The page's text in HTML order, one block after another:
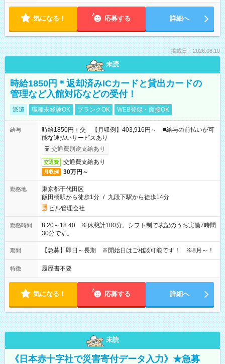
気になる！ 応募する 詳細へ
掲載日：2026.08.10
未読
時給1850円＊返却済みICカードと貸出カードの
管理など入館対応などの受付！
派遣 職種未経験OK ブランクOK WEB登録・面接OK
給与
時給1850円＋交 【月収例】403,916円～ ■給与の前払いが可
能な速払いサービスあり
交通費別途支給あり
交通費 交通費支給あり
月収例 30万円～
勤務地
東京都千代田区
飯田橋駅から徒歩1分 / 九段下駅から徒歩14分
ビル管理会社
勤務時間
8:20～18:40 ※休憩計100分。シフト制で表記のうち実働7時間
30分です。
期間 【急募】即日～長期 ※開始日はご相談可能です！ ※8月～！
特徴 履歴書不要
気になる！ 応募する 詳細へ
未読
《日本赤十字社で災害寄付データ入力》★急募